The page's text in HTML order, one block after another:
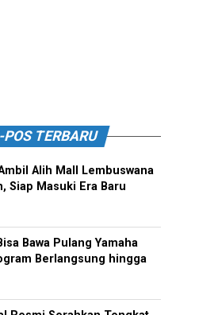
POS TERBARU
Alih Mall Lembuswana
Siap Masuki Era Baru
Bawa Pulang Yamaha
Berlangsung hingga